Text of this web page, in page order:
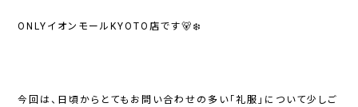
ONLYイオンモールKYOTO店です🐻‍❄️
今回は、日頃からとてもお問い合わせの多い「礼服」について少しご